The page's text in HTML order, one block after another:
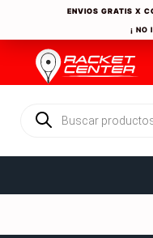
ENVIOS GRATIS X
¡ NO